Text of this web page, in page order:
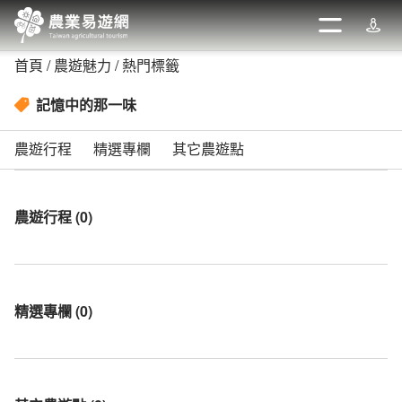
跳
到
主
開啟
週
首頁
農遊魅力
熱門標籤
記憶中的那一味
農遊行程 精選專欄 其它農遊點
農遊行程(0)
精選專欄(0)